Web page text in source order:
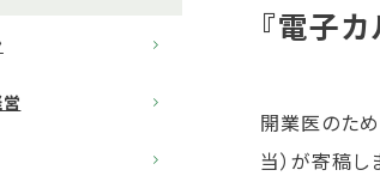
『電子
開業医のため
当）が寄稿し